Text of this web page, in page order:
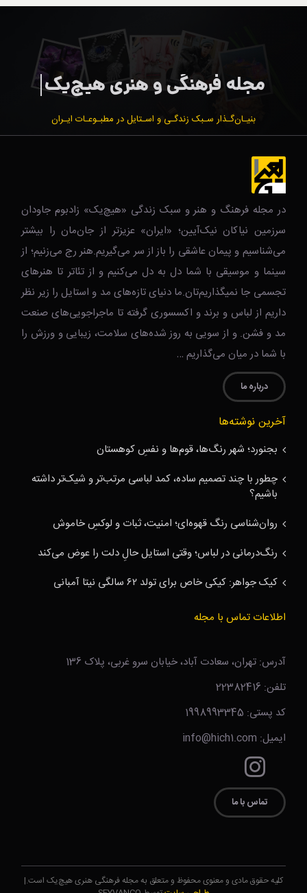
بنیـان‌گـذار سـبک زندگـی و اسـتایل در مطبـوعـات ایـران
در مجله فرهنگ و هنر و سبک زندگی‌ «هیچ‌یک» زادبوم جاودان
سرزمین نیاکان نیک‌‌‌آیین؛ «ایران» عزیزتر از جان‌مان را بیشتر
می‌شناسیم و پیمان عاشقی را باز از سر می‌گیریم.هنر رج می‌زنیم؛ از
سینما و موسیقی با شما دل به دل می‌کنیم و از تئاتر تا هنرهای
تجسمی جا نمیگذاریم‌تان.ما دنیای تازه‌های مد و استایل را زیر نظر
داریم از لباس و برند و اکسسوری گرفته تا ماجراجویی‌های صنعت
مد و فشن. و از سویی به روز شده‌های سلامت، زیبایی و ورزش را
با شما در میان می‌گذاریم …
درباره ما
آخرین نوشته‌ها
بجنورد؛ شهر رنگ‌ها، قوم‌ها و نفسِ کوهستان
چطور با چند تصمیم ساده، کمد لباسی مرتب‌تر و شیک‌تر داشته
باشیم؟
روان‌شناسی رنگ قهوه‌ای؛ امنیت، ثبات و لوکسِ خاموش
رنگ‌درمانی در لباس؛ وقتی استایل حالِ دلت را عوض می‌کند
کیک جواهر: کیکی خاص برای تولد ۶۲ سالگی نیتا آمبانی
اطلاعات تماس با مجله
آدرس: تهران، سعادت آباد، خیابان سرو غربی، پلاک 136
تلفن: 22382416
کد پستی: 1998993345
ایمیل: info@hich1.com
تماس با ما
کلیه حقوق مادی و معنوی محفوظ و متعلق به مجله فرهنگی هنری هیچ‌یک است.|